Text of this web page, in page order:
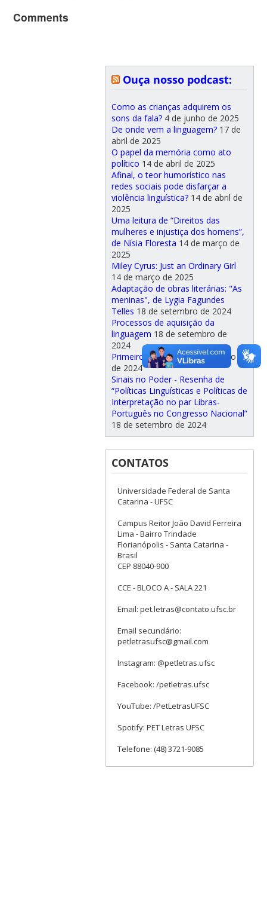
Comments
Ouça nosso podcast:
Como as crianças adquirem os
sons da fala? 4 de junho de 2025
De onde vem a linguagem? 17 de
abril de 2025
O papel da memória como ato
político 14 de abril de 2025
Afinal, o teor humorístico nas
redes sociais pode disfarçar a
violência linguística? 14 de abril de
2025
Uma leitura de “Direitos das
mulheres e injustiça dos homens”,
de Nísia Floresta 14 de março de
2025
Miley Cyrus: Just an Ordinary Girl
14 de março de 2025
Adaptação de obras literárias: "As
meninas", de Lygia Fagundes
Telles 18 de setembro de 2024
Processos de aquisição da
linguagem 18 de setembro de
2024
Primeiro Ensaio 18 de setembro
de 2024
Sinais no Poder - Resenha de
“Políticas Linguísticas e Políticas de
Interpretação no par Libras-
Português no Congresso Nacional”
18 de setembro de 2024
CONTATOS
Universidade Federal de Santa
Catarina - UFSC
Campus Reitor João David Ferreira
Lima - Bairro Trindade
Florianópolis - Santa Catarina -
Brasil
CEP 88040-900
CCE - BLOCO A - SALA 221
Email: pet.letras@contato.ufsc.br
Email secundário:
petletrasufsc@gmail.com
Instagram: @petletras.ufsc
Facebook: /petletras.ufsc
YouTube: /PetLetrasUFSC
Spotify: PET Letras UFSC
Telefone: (48) 3721-9085